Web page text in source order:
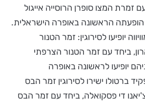
זמרת המצו סופרן הרוסייה אייגול
הראשונה באופרה הישראלית.
יופיעו לסירוגין: זמר הטנור
ביחד עם זמר הטנור הצרפתי
יופיעו לראשונה באופרה
ברטולו ישירו לסירוגין זמר הבס
די פסקואלה, ביחד עם זמר הבס